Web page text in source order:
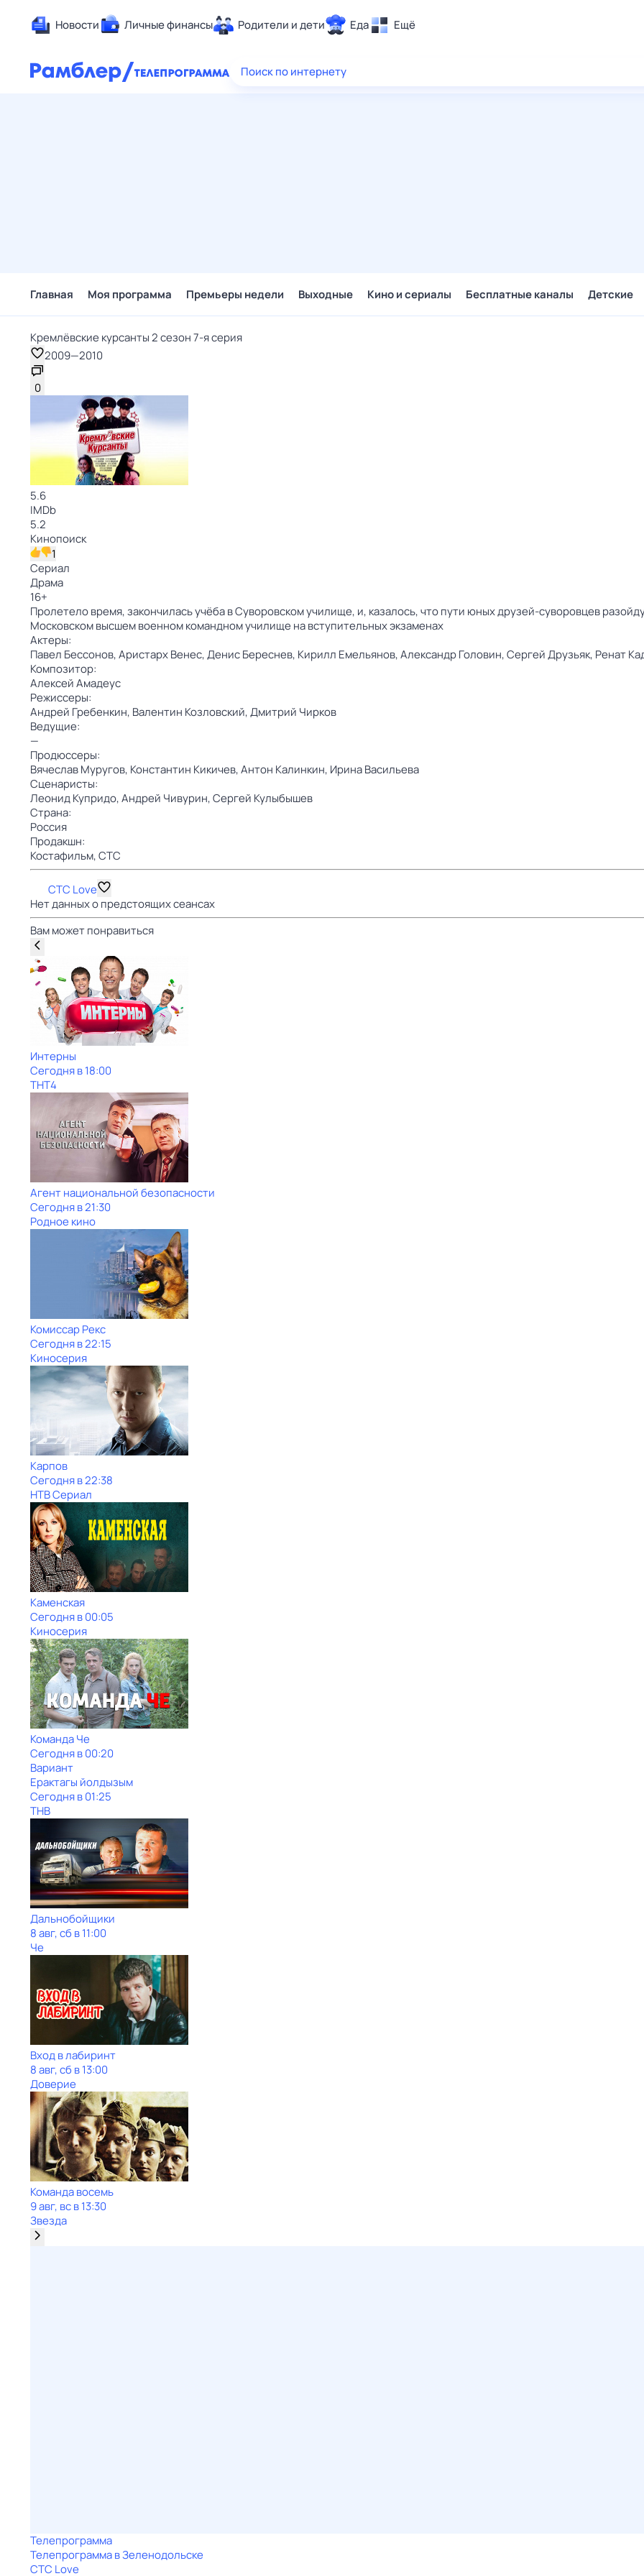
Новости Личные финансы Родители и дети Еда Ещё
Здоровье
Поиск по интернету
Главная Моя программа Премьеры недели Выходные Кино и сериалы Бесплатные каналы Детские
Кремлёвские курсанты 2 сезон 7-я серия
2009—2010
0
5.6
IMDb
5.2
Кинопоиск
1
Сериал
Драма
16+
Пролетело время, закончилась учёба в Суворовском училище, и, казалось, что пути юных друзей-суворовцев
Московском высшем военном командном училище на вступительных экзаменах
Актеры:
Павел Бессонов,Аристарх Венес,Денис Береснев, Кирилл Емельянов,Александр Головин,Сергей Друзьяк, Ренат
Композитор:
Алексей Амадеус
Режиссеры:
Андрей Гребенкин, Валентин Козловский,Дмитрий Чирков
Ведущие:
—
Продюссеры:
Вячеслав Муругов, Константин Кикичев,Антон Калинкин, Ирина Васильева
Сценаристы:
Леонид Купридо,Андрей Чивурин,Сергей Кулыбышев
Страна:
Россия
Продакшн:
Костафильм,СТС
СТС Love
Нет данных о предстоящих сеансах
Вам может понравиться
Интерны
Сегодня в 18:00
ТНТ4
Агент национальной безопасности
Сегодня в 21:30
Родное кино
Комиссар Рекс
Сегодня в 22:15
Киносерия
Карпов
Сегодня в 22:38
НТВ Сериал
Каменская
Сегодня в 00:05
Киносерия
Команда Че
Сегодня в 00:20
Вариант
Ерактагы йолдызым
Сегодня в 01:25
ТНВ
Дальнобойщики
8 авг, сб в 11:00
Че
Вход в лабиринт
8 авг, сб в 13:00
Доверие
Команда восемь
9 авг, вс в 13:30
Звезда
Телепрограмма
Телепрограмма в Зеленодольске
СТС Love